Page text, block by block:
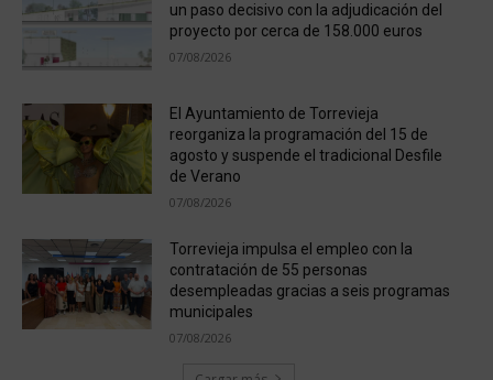
un paso decisivo con la adjudicación del
proyecto por cerca de 158.000 euros
07/08/2026
El Ayuntamiento de Torrevieja
reorganiza la programación del 15 de
agosto y suspende el tradicional Desfile
de Verano
07/08/2026
Torrevieja impulsa el empleo con la
contratación de 55 personas
desempleadas gracias a seis programas
municipales
07/08/2026